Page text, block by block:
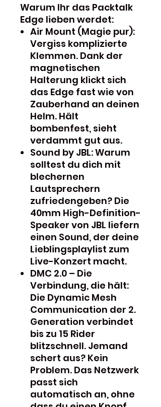
Warum Ihr das Packtalk
Edge lieben werdet:
Air Mount (Magie pur):
Vergiss komplizierte
Klemmen. Dank der
magnetischen
Halterung klickt sich
das Edge fast wie von
Zauberhand an deinen
Helm. Hält
bombenfest, sieht
verdammt gut aus.
Sound by JBL: Warum
solltest du dich mit
blechernen
Lautsprechern
zufriedengeben? Die
40mm High-Definition-
Speaker von JBL liefern
einen Sound, der deine
Lieblingsplaylist zum
Live-Konzert macht.
DMC 2.0 – Die
Verbindung, die hält:
Die Dynamic Mesh
Communication der 2.
Generation verbindet
bis zu 15 Rider
blitzschnell. Jemand
schert aus? Kein
Problem. Das Netzwerk
passt sich
automatisch an, ohne